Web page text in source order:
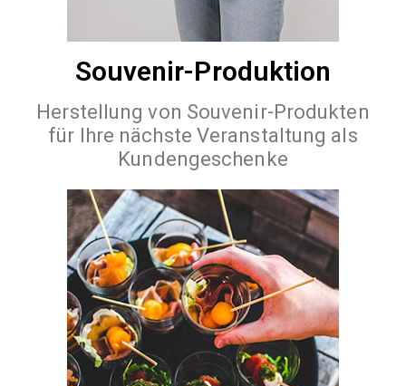
Souvenir-Produktion
Herstellung von Souvenir-Produkten
für Ihre nächste Veranstaltung als
Kundengeschenke